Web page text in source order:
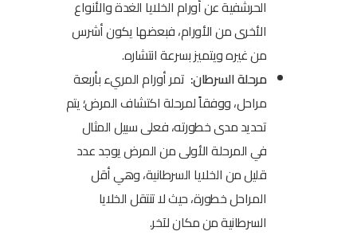
الحرشفية عن أورام الخلايا الغدة والأنواع
الأخرى من الأورام، فبعضها يكون أشرس
من غيره ويتميز بسرعة انتشاره.
مرحلة السرطان: تمر أورام المريء بأربعة
مراحل، ووفقاً لمرحلة اكتشاف المرض؛ يتم
تحديد مدى خطورته، فعلى سبيل المثال
في المرحلة الأولى من المرض يوجد عدد
قليل من الخلايا السرطانية، وهي أقل
المراحل خطورة، حيث لا تنتقل الخلايا
السرطانية من مكان لآخر.